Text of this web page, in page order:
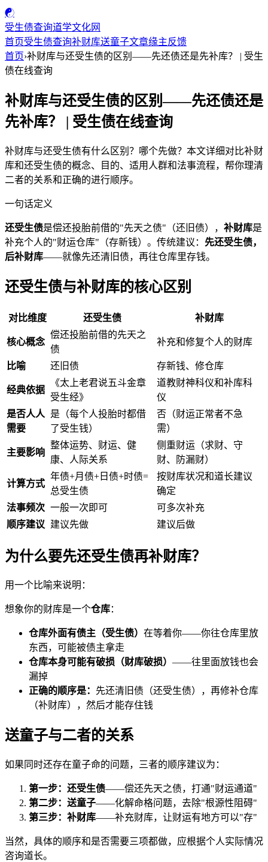
☯
受生债查询道学文化网
首页受生债查询补财库送童子文章缘主反馈
首页›补财库与还受生债的区别——先还债还是先补库？ | 受生
债在线查询
补财库与还受生债的区别——先还债还是
先补库？ | 受生债在线查询
补财库与还受生债有什么区别？哪个先做？本文详细对比补财
库和还受生债的概念、目的、适用人群和法事流程，帮你理清
二者的关系和正确的进行顺序。
一句话定义
还受生债是偿还投胎前借的"先天之债"（还旧债）， 补财库是
补充个人的"财运仓库"（存新钱）。传统建议： 先还受生债，
后补财库——就像先还清旧债，再往仓库里存钱。
还受生债与补财库的核心区别
对比维度 还受生债 补财库
核心概念
偿还投胎前借的先天之
债
补充和修复个人的财库
比喻 还旧债 存新钱、修仓库
经典依据
《太上老君说五斗金章
受生经》
道教财神科仪和补库科
仪
是否人人
需要
是（每个人投胎时都借
了受生钱）
否（财运正常者不急
需）
主要影响
整体运势、财运、健
康、人际关系
侧重财运（求财、守
财、防漏财）
计算方式
年债+月债+日债+时债=
总受生债
按财库状况和道长建议
确定
法事频次 一般一次即可
可多次补充
顺序建议
建议先做 建议后做
为什么要先还受生债再补财库？
用一个比喻来说明：
想象你的财库是一个仓库：
仓库外面有债主（受生债） 在等着你——你往仓库里放
东西，可能被债主拿走
仓库本身可能有破损（财库破损） ——往里面放钱也会
漏掉
正确的顺序是： 先还清旧债（还受生债），再修补仓库
（补财库），然后才能存住钱
送童子与二者的关系
如果同时还存在童子命的问题，三者的顺序建议为：
第一步：还受生债——偿还先天之债，打通"财运通道"
第二步：送童子——化解命格问题，去除"根源性阻碍"
第三步：补财库——补充财库，让财运有地方可以"存"
当然，具体的顺序和是否需要三项都做，应根据个人实际情况
咨询道长。